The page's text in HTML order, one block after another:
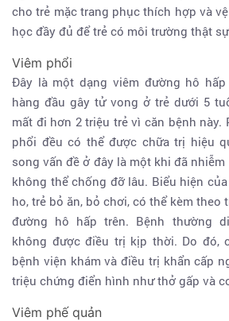
cho trẻ mặc trang phục thích hợp và
học đầy đủ để trẻ có môi trường thật
Viêm phổi
Đây là một dạng viêm đường hô
hàng đầu gây tử vong ở trẻ dưới 5
mất đi hơn 2 triệu trẻ vì căn bệnh này.
phổi đều có thể được chữa trị hiệu
song vấn đề ở đây là một khi đã
không thể chống đỡ lâu. Biểu hiện
ho, trẻ bỏ ăn, bỏ chơi, có thể kèm theo
đường hô hấp trên. Bệnh thường
không được điều trị kịp thời. Do đó,
bệnh viện khám và điều trị khẩn cấp
triệu chứng điển hình như thở gấp và
Viêm phế quản